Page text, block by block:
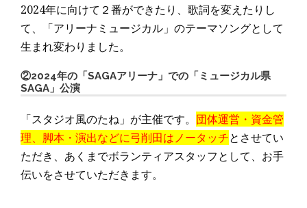
2024年に向けて２番ができたり、歌詞を変えたりし
て、「アリーナミュージカル」のテーマソングとして
生まれ変わりました。
②2024年の「SAGAアリーナ」での「ミュージカル県
SAGA」公演
「スタジオ風のたね」が主催です。 団体運営・資金管
理、脚本・演出などに弓削田はノータッチとさせてい
ただき、あくまでボランティアスタッフとして、お手
伝いをさせていただきます。